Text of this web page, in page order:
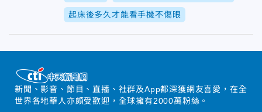
起床後多久才能看手機不傷眼
新聞、影音、節目、直播、社群及App都深獲網友喜愛，在全
世界各地華人亦頗受歡迎，全球擁有2000萬粉絲。